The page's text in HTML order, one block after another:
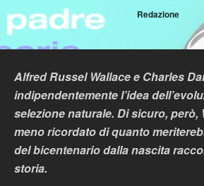
Redazione
Alfred Russel Wallace e Charles
indipendentemente l’idea
selezione naturale. Di sicuro, però,
meno ricordato di quanto
del bicentenario dalla nascita
storia.